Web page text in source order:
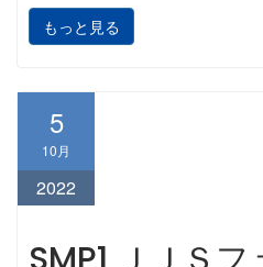
もっと見る
5
10月
2022